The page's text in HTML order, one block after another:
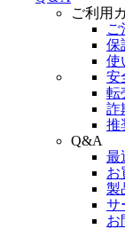
ご利用
ご
保
使
安
転
詐
推
Q&A
最
お
製
サ
お